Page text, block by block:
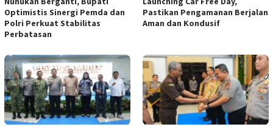
Optimistis Sinergi Pemda dan
Polri Perkuat Stabilitas
Perbatasan
Pastikan Pengamanan Berjalan
Aman dan Kondusif